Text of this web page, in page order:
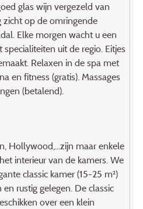
glas wijn vergezeld van
zicht op de omringende
Elke morgen wacht u een
uit de regio. Eitjes
Relaxen in de spa met
en fitness (gratis). Massages
(betalend).
Hollywood,...zijn maar enkele
interieur van de kamers. We
classic kamer (15-25 m²)
rustig gelegen. De classic
over een klein